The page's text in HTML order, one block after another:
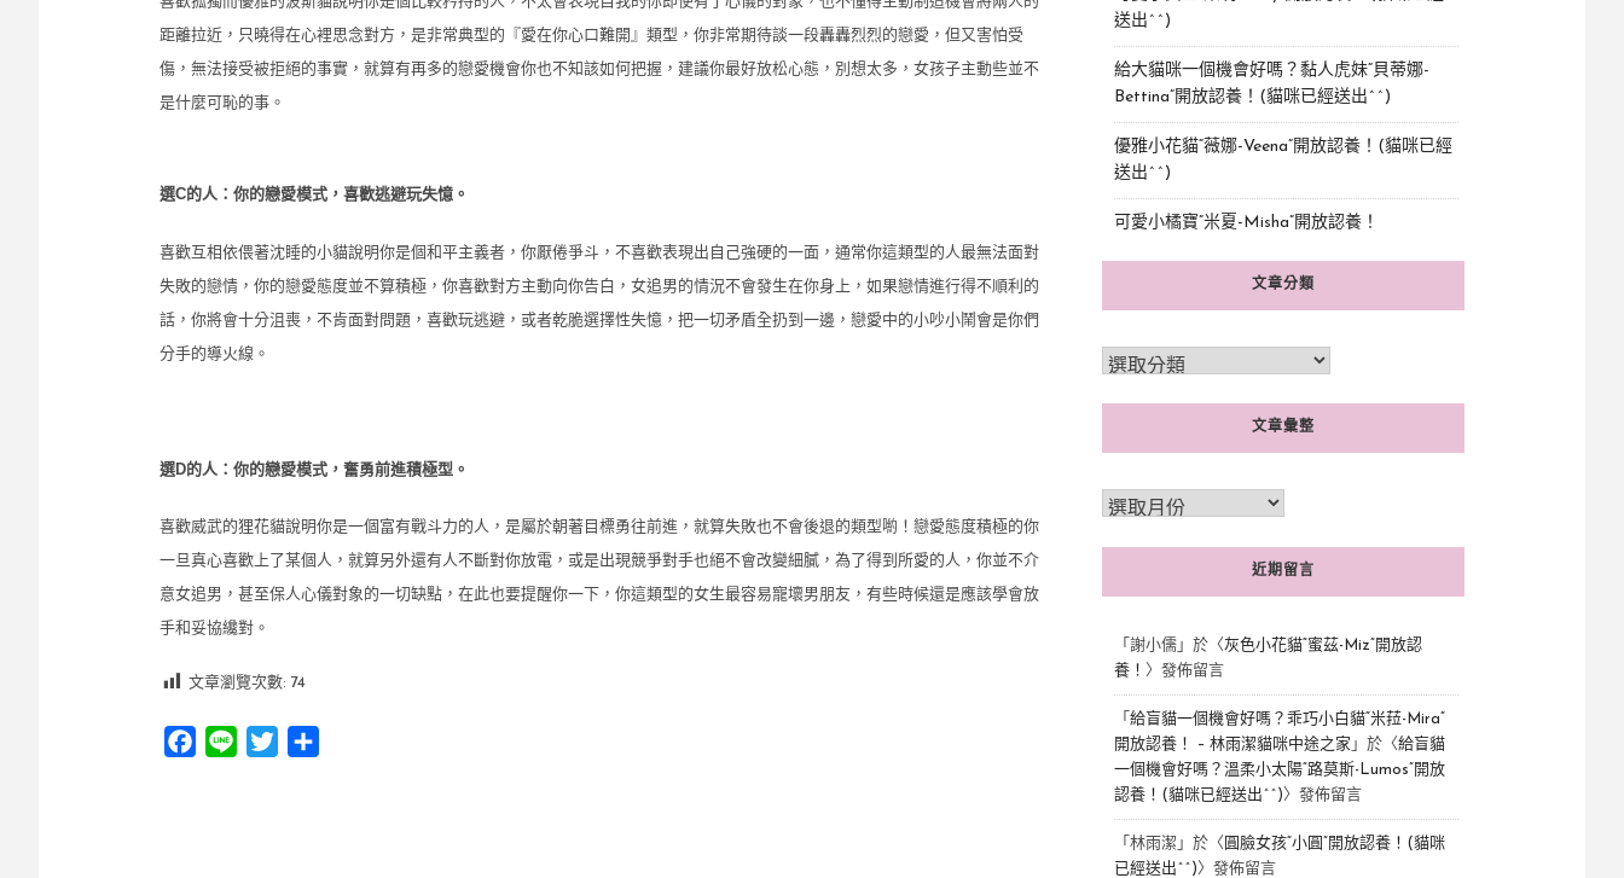
距離拉近，只曉得在心裡思念對方，是非常典型的『愛在你心口難開』類型，你非常期待談一段轟轟烈烈的戀愛，但又害怕受
傷，無法接受被拒絕的事實，就算有再多的戀愛機會你也不知該如何把握，建議你最好放松心態，別想太多，女孩子主動些並不
是什麼可恥的事。
選C的人：你的戀愛模式，喜歡逃避玩失憶。
喜歡互相依偎著沈睡的小貓說明你是個和平主義者，你厭倦爭斗，不喜歡表現出自己強硬的一面，通常你這類型的人最無法面對
失敗的戀情，你的戀愛態度並不算積極，你喜歡對方主動向你告白，女追男的情況不會發生在你身上，如果戀情進行得不順利的
話，你將會十分沮喪，不肯面對問題，喜歡玩逃避，或者乾脆選擇性失憶，把一切矛盾全扔到一邊，戀愛中的小吵小鬧會是你們
分手的導火線。
選D的人：你的戀愛模式， 奮勇前進積極型。
喜歡威武的狸花貓說明你是一個富有戰斗力的人，是屬於朝著目標勇往前進，就算失敗也不會後退的類型喲！戀愛態度積極的你
一旦真心喜歡上了某個人，就算另外還有人不斷對你放電，或是出現競爭對手也絕不會改變細膩，為了得到所愛的人，你並不介
意女追男，甚至保人心儀對象的一切缺點，在此也要提醒你一下，你這類型的女生最容易寵壞男朋友，有些時候還是應該學會放
手和妥協纔對。
文章瀏覽次數: 74
Facebook
Line Twitter
送出^^)
給大貓咪一個機會好嗎？黏人虎妹“貝蒂娜-
Bettina”開放認養！(貓咪已經送出^^)
優雅小花貓“薇娜-Veena”開放認養！(貓咪已經
送出^^)
可愛小橘寶”米夏-Misha”開放認養！
文章分類
文章彙整
近期留言
「 謝小儒 」於〈 灰色小花貓“蜜茲-Miz”開放認
養！ 〉發佈留言
「 給盲貓一個機會好嗎？乖巧小白貓“米菈-Mira”
開放認養！ – 林雨潔貓咪中途之家 」於〈給盲貓
一個機會好嗎？溫柔小太陽“路莫斯-Lumos”開放
認養！(貓咪已經送出^^) 〉發佈留言
「 林雨潔 」於〈 圓臉女孩“小圓”開放認養！(貓咪
已經送出^^) 〉發佈留言